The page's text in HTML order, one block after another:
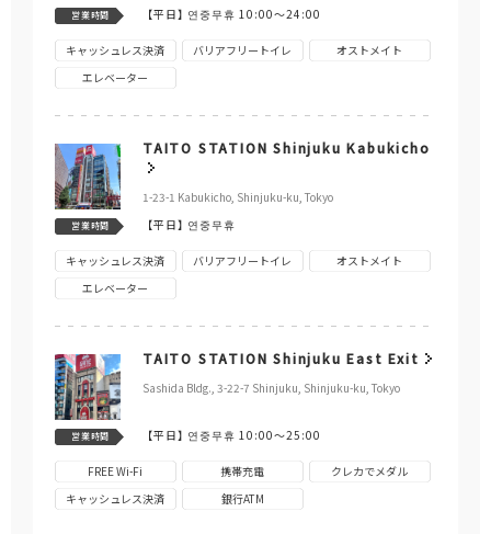
営業時間 【平日】 연중무휴 10:00～24:00
キャッシュレス決済 バリアフリートイレ
オストメイト
エレベーター
TAITO STATION Shinjuku Kabukicho
1-23-1 Kabukicho, Shinjuku-ku, Tokyo
営業時間 【平日】 연중무휴
キャッシュレス決済 バリアフリートイレ
オストメイト
エレベーター
TAITO STATION Shinjuku East Exit
Sashida Bldg., 3-22-7 Shinjuku, Shinjuku-ku, Tokyo
営業時間 【平日】 연중무휴 10:00～25:00
FREE Wi-Fi 携帯充電
クレカでメダル
キャッシュレス決済
銀行ATM